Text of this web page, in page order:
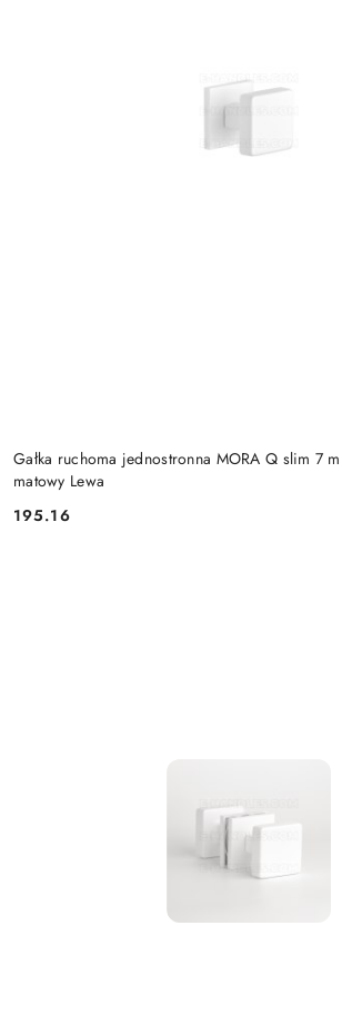
Gałka ruchoma jednostronna MORA Q slim 7
matowy Lewa
Cena:
195.16